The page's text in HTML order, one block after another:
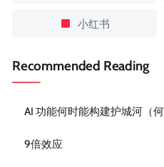
小红书
Recommended Reading
AI 功能何时能构建护城河（何
9倍效应